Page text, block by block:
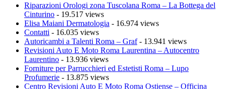
Riparazioni Orologi zona Tuscolana Roma – La Bottega del
Cinturino - 19.517 views
Elisa Maiani Dermatologia - 16.974 views
Contatti - 16.035 views
Autoricambi a Talenti Roma – Graf- 13.941 views
Revisioni Auto E Moto Roma Laurentina – Autocentro
Laurentino - 13.936 views
Forniture per Parrucchieri ed Estetisti Roma – Lupo
Profumerie - 13.875 views
Centro Revisioni Auto E Moto Roma Ostiense – Officina